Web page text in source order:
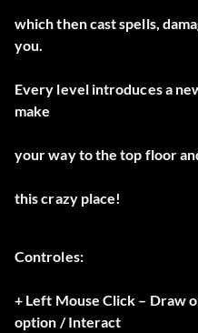
which then cast spells,
you.
Every level introduces a
make
your way to the top floor
this crazy place!
Controles:
+ Left Mouse Click – Draw
option / Interact